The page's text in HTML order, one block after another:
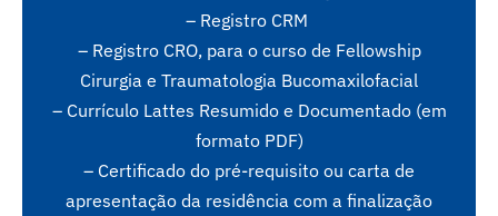
– Registro CRM ​
– Registro CRO, para o curso de Fellowship
Cirurgia e Traumatologia Bucomaxilofacial​
– Currículo Lattes Resumido e Documentado (em
formato PDF)
– Certificado do pré-requisito ou carta de
apresentação da residência com a finalização